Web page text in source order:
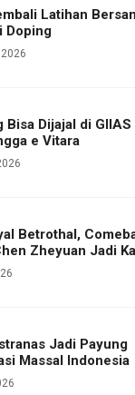
Latihan
Doping
Dijajal di GIIAS
e Vitara
Betrothal,
Zheyuan Jadi
Jadi Payung
Massal Indonesia